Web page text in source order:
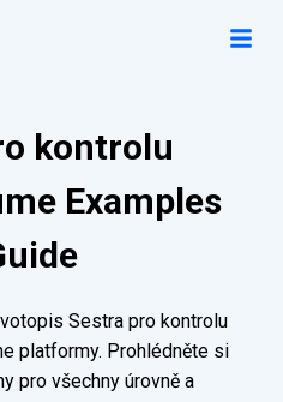
kontrolu
Examples
Sestra pro kontrolu
platformy. Prohlédněte si
pro všechny úrovně a